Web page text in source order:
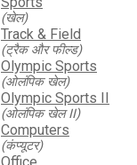
(खेल)
Track & Field
(ट्रैक और फील्ड)
Olympic Sports
(ओलंपिक खेल)
Olympic Sports II
(ओलंपिक खेल II)
Computers
(कंप्यूटर)